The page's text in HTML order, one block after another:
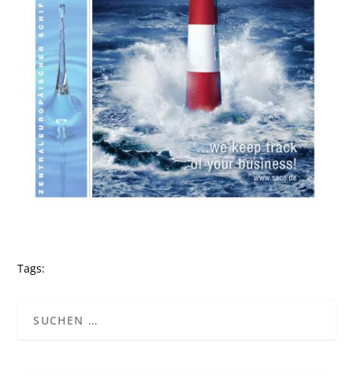
Tags: